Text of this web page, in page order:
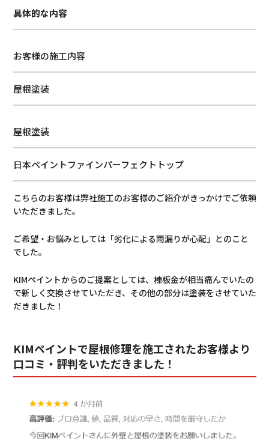
具体的な内容
お客様の施工内容
屋根塗装
屋根塗装
日本ペイントファインパーフェクトトップ
こちらのお客様は弊社施工のお客様のご紹介がきっかけでご依頼
いただきました。
ご希望・お悩みとしては「劣化による雨漏りが心配」とのこと
でした。
KIMペイントからのご提案としては、棟板金が相当痛んでいたの
で新しく交換させていただき、その他の部分は塗装をさせていた
だきました！
KIMペイントで屋根修理を施工されたお客様より
口コミ・評判をいただきました！